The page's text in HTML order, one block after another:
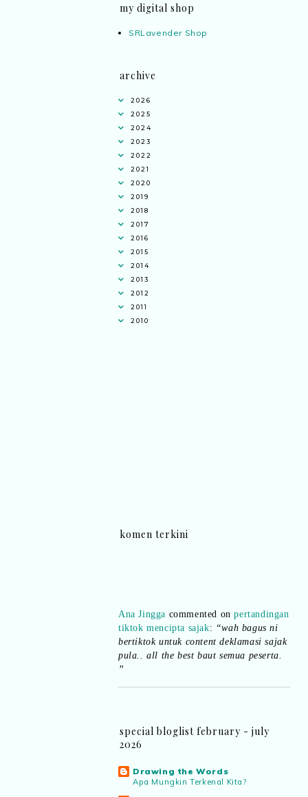
my digital shop
SRLavender Shop
archive
2026
2025
2024
2023
2022
2021
2020
2019
2018
2017
2016
2015
2014
2013
2012
2011
2010
komen terkini
tiktok mencipta sajak:“wah bagus ni
bertiktok untuk content deklamasi sajak
pula.. all the best baut semua peserta.
”
Syaz Rahimcommented ondari idea ke
aktiviti interaktif program. Inovasi AI
dan teknologi digital terbaik!”
Syaz Rahimcommented on
pertandingan tiktok mencipta sajak
special bloglist february - july
2026
Drawing the Words
Apa Mungkin Terkenal Kita?